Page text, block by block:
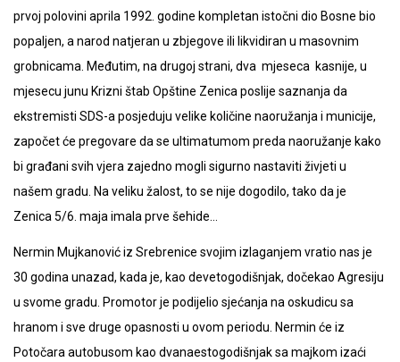
prvoj polovini aprila 1992. godine kompletan istočni dio Bosne bio
popaljen, a narod natjeran u zbjegove ili likvidiran u masovnim
grobnicama. Međutim, na drugoj strani, dva mjeseca kasnije, u
mjesecu junu Krizni štab Opštine Zenica poslije saznanja da
ekstremisti SDS-a posjeduju velike količine naoružanja i municije,
započet će pregovare da se ultimatumom preda naoružanje kako
bi građani svih vjera zajedno mogli sigurno nastaviti živjeti u
našem gradu. Na veliku žalost, to se nije dogodilo, tako da je
Zenica 5/6. maja imala prve šehide…
Nermin Mujkanović iz Srebrenice svojim izlaganjem vratio nas je
30 godina unazad, kada je, kao devetogodišnjak, dočekao Agresiju
u svome gradu. Promotor je podijelio sjećanja na oskudicu sa
hranom i sve druge opasnosti u ovom periodu. Nermin će iz
Potočara autobusom kao dvanaestogodišnjak sa majkom izaći